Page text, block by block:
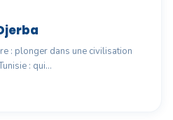
: plonger dans une civilisation
: qui…